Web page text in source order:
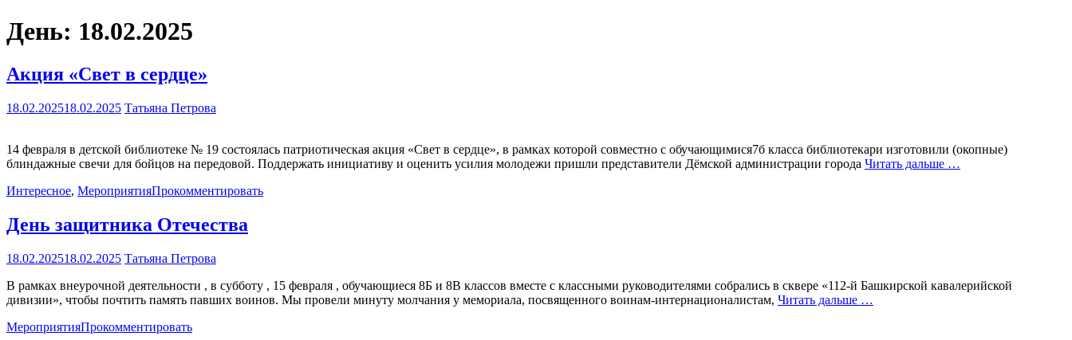
День: 18.02.2025
Акция «Свет в сердце»
18.02.202518.02.2025 Татьяна Петрова
14 февраля в детской библиотеке № 19 состоялась патриотическая акция «Свет в сердце», в рамках которой совместно с обучающимися7б класса библиотекари изготовили (окопные)
блиндажные свечи для бойцов на передовой. Поддержать инициативу и оценить усилия молодежи пришли представители Дёмской администрации города Читать дальше …
Интересное, МероприятияПрокомментировать
День защитника Отечества
18.02.202518.02.2025 Татьяна Петрова
В рамках внеурочной деятельности , в субботу , 15 февраля , обучающиеся 8Б и 8В классов вместе с классными руководителями собрались в сквере «112-й Башкирской кавалерийской
дивизии», чтобы почтить память павших воинов. Мы провели минуту молчания у мемориала, посвященного воинам-интернационалистам, Читать дальше …
МероприятияПрокомментировать